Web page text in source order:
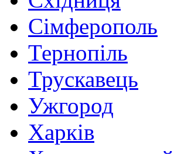
Сімферополь
Тернопіль
Трускавець
Ужгород
Харків